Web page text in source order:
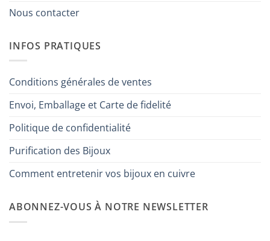
Nous contacter
INFOS PRATIQUES
Conditions générales de ventes
Envoi, Emballage et Carte de fidelité
Politique de confidentialité
Purification des Bijoux
Comment entretenir vos bijoux en cuivre
ABONNEZ-VOUS À NOTRE NEWSLETTER